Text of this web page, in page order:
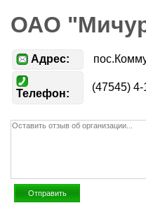
ОАО
Адрес:
Телефон:
(47545)